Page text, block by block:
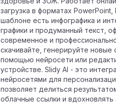
Методология eNPS основана на
одного простого вопроса
который позволяет быстро
готовность рекомендовать
другим.
загрузка в форматах PowerPoint,
шаблоне есть инфографика и
графики и продуманный текст,
современное и
скачивайте, генерируйте новые
помощью нейросети или
устройстве. Slidy AI - это
нейросетями для
позволяет делиться
облачные ссылки и